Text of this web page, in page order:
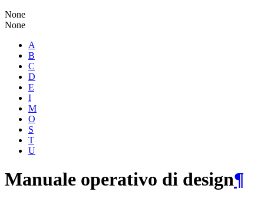
None
None
A
B
C
D
E
I
M
O
S
T
U
Manuale operativo di design¶